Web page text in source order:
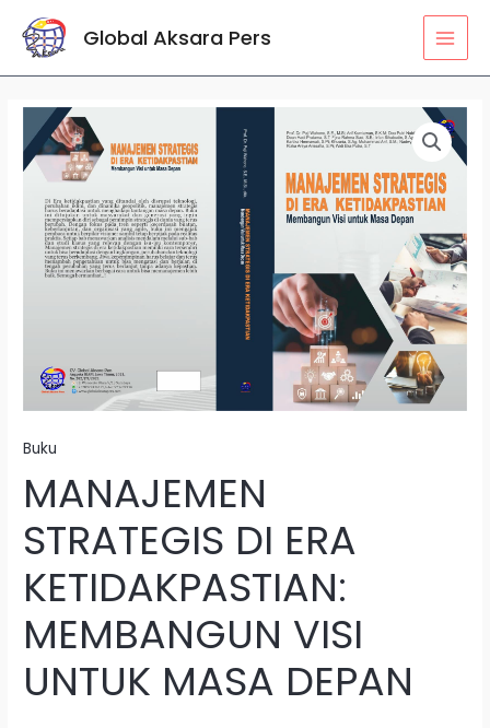
Lewati
Global Aksara Pers
Buku
MANAJEMEN
STRATEGIS DI ERA
KETIDAKPASTIAN:
MEMBANGUN VISI
UNTUK MASA DEPAN
Kuantitas
MANAJEMEN
STRATEGIS
ERA
KETIDAKPASTIAN:
MEMBANGUN
MASA
DEPAN